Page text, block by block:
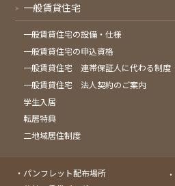
一般賃貸住宅
一般賃貸住宅の設備・仕様
一般賃貸住宅の申込資格
一般賃貸住宅 連帯保証人に代わる制度
一般賃貸住宅 法人契約のご案内
学生入居
転居特典
二地域居住制度
パンフレット配布場所